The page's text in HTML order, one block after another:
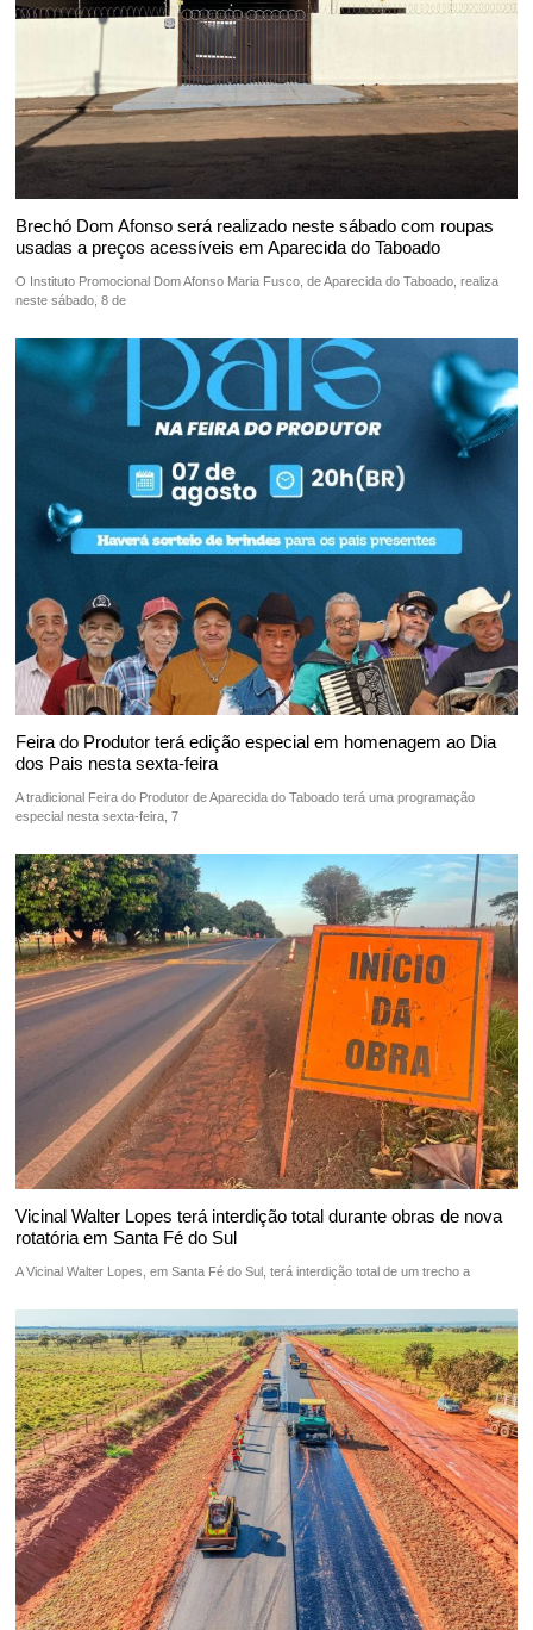
Brechó Dom Afonso será realizado neste sábado com roupas
usadas a preços acessíveis em Aparecida do Taboado
O Instituto Promocional Dom Afonso Maria Fusco, de Aparecida do Taboado, realiza
neste sábado, 8 de
Feira do Produtor terá edição especial em homenagem ao Dia
dos Pais nesta sexta-feira
A tradicional Feira do Produtor de Aparecida do Taboado terá uma programação
especial nesta sexta-feira, 7
Vicinal Walter Lopes terá interdição total durante obras de nova
rotatória em Santa Fé do Sul
A Vicinal Walter Lopes, em Santa Fé do Sul, terá interdição total de um trecho a